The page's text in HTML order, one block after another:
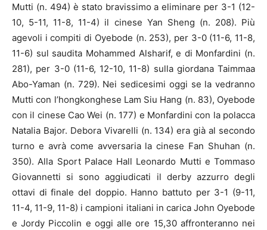
Mutti (n. 494) è stato bravissimo a eliminare per 3-1 (12-
10, 5-11, 11-8, 11-4) il cinese Yan Sheng (n. 208). Più
agevoli i compiti di Oyebode (n. 253), per 3-0 (11-6, 11-8,
11-6) sul saudita Mohammed Alsharif, e di Monfardini (n.
281), per 3-0 (11-6, 12-10, 11-8) sulla giordana Taimmaa
Abo-Yaman (n. 729). Nei sedicesimi oggi se la vedranno
Mutti con l’hongkonghese Lam Siu Hang (n. 83), Oyebode
con il cinese Cao Wei (n. 177) e Monfardini con la polacca
Natalia Bajor. Debora Vivarelli (n. 134) era già al secondo
turno e avrà come avversaria la cinese Fan Shuhan (n.
350). Alla Sport Palace Hall Leonardo Mutti e Tommaso
Giovannetti si sono aggiudicati il derby azzurro degli
ottavi di finale del doppio. Hanno battuto per 3-1 (9-11,
11-4, 11-9, 11-8) i campioni italiani in carica John Oyebode
e Jordy Piccolin e oggi alle ore 15,30 affronteranno nei